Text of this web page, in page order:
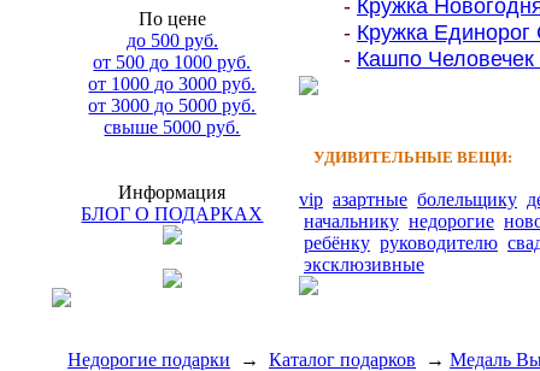
По цене
до 500 руб.
от 500 до 1000 руб.
от 1000 до 3000 руб.
от 3000 до 5000 руб.
свыше 5000 руб.
Информация
БЛОГ О ПОДАРКАХ
- Кружка
- Кружка
- Кашпо Человечек
УДИВИТЕЛЬНЫЕ ВЕЩИ:
vip азартные болельщику
начальнику недорогие
ребёнку руководителю
эксклюзивные
Недорогие подарки → Каталог подарков → Медаль